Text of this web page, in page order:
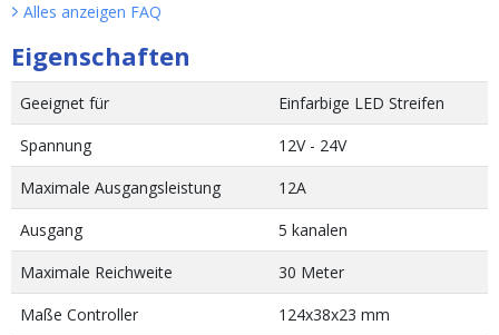
Alles anzeigen FAQ
Eigenschaften
Geeignet für
Einfarbige LED Streifen
Spannung
12V - 24V
Maximale Ausgangsleistung
12A
Ausgang
5 kanalen
Maximale Reichweite
30 Meter
Maße Controller
124x38x23 mm